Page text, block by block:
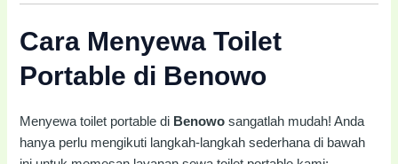
Cara Menyewa Toilet
Portable di Benowo
Menyewa toilet portable di Benowo sangatlah mudah! Anda
hanya perlu mengikuti langkah-langkah sederhana di bawah